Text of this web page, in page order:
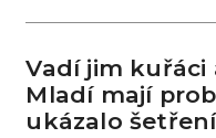
Vadí jim kuřáci
Mladí mají
ukázalo šetření